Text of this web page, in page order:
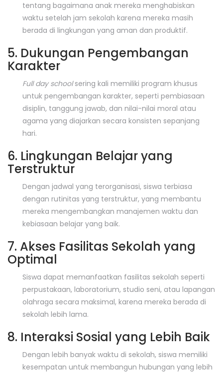
tentang bagaimana anak mereka menghabiskan
waktu setelah jam sekolah karena mereka masih
berada di lingkungan yang aman dan produktif.
5. Dukungan Pengembangan
Karakter
Full day schoolsering kali memiliki program khusus
untuk pengembangan karakter, seperti pembiasaan
disiplin, tanggung jawab, dan nilai-nilai moral atau
agama yang diajarkan secara konsisten sepanjang
hari.
6. Lingkungan Belajar yang
Terstruktur
Dengan jadwal yang terorganisasi, siswa terbiasa
dengan rutinitas yang terstruktur, yang membantu
mereka mengembangkan manajemen waktu dan
kebiasaan belajar yang baik.
7. Akses Fasilitas Sekolah yang
Optimal
Siswa dapat memanfaatkan fasilitas sekolah seperti
perpustakaan, laboratorium, studio seni, atau lapangan
olahraga secara maksimal, karena mereka berada di
sekolah lebih lama.
8. Interaksi Sosial yang Lebih Baik
Dengan lebih banyak waktu di sekolah, siswa memiliki
kesempatan untuk membangun hubungan yang lebih